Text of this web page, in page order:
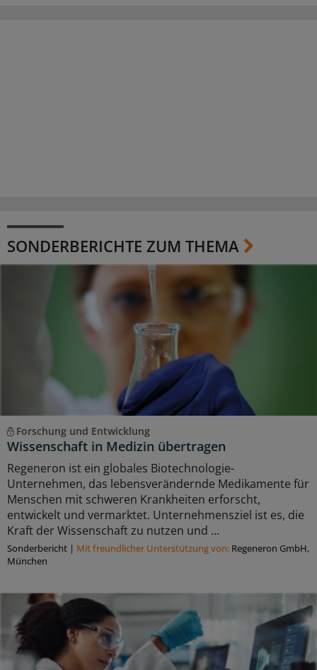
SONDERBERICHTE ZUM THEMA
Forschung und Entwicklung
Wissenschaft in Medizin übertragen
Regeneron ist ein globales Biotechnologie-
Unternehmen, das lebensverändernde Medikamente für
Menschen mit schweren Krankheiten erforscht,
entwickelt und vermarktet. Unternehmensziel ist es, die
Kraft der Wissenschaft zu nutzen und ...
Sonderbericht | Mit freundlicher Unterstützung von: Regeneron GmbH,
München